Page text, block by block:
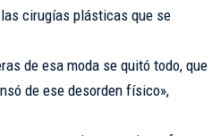
cirugías plásticas que se
de esa moda se quitó todo, que
de ese desorden físico»,